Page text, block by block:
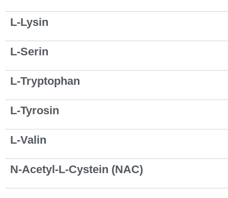
L-Lysin
L-Serin
L-Tryptophan
L-Tyrosin
L-Valin
N-Acetyl-L-Cystein (NAC)